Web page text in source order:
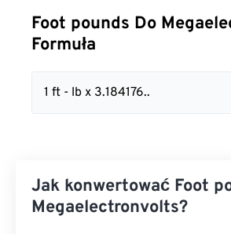
Foot pounds Do
Formuła
1 ft - lb x 3.184176..
Jak konwertować Foot
Megaelectronvolts?